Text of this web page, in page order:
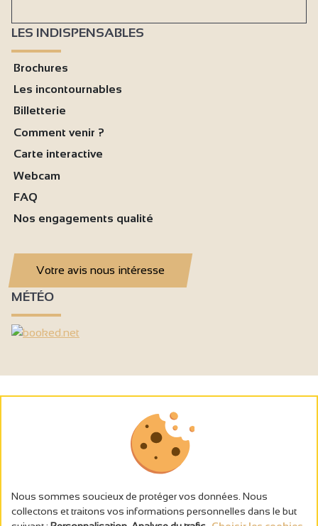
LES INDISPENSABLES
Brochures
Les incontournables
Billetterie
Comment venir ?
Carte interactive
Webcam
FAQ
Nos engagements qualité
Votre avis nous intéresse
MÉTÉO
Nous sommes soucieux de protéger vos données. Nous
collectons et traitons vos informations personnelles dans le but